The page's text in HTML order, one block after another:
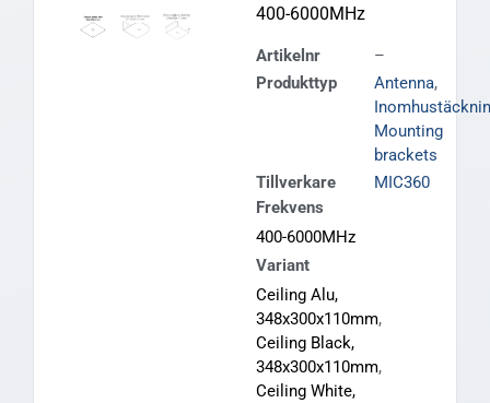
400-6000MHz
Artikelnr
–
Produkttyp
Antenna,
Mounting
brackets
Tillverkare
MIC360
Frekvens
400-6000MHz
Variant
Ceiling Alu,
348x300x110mm,
Ceiling Black,
348x300x110mm,
Ceiling White,